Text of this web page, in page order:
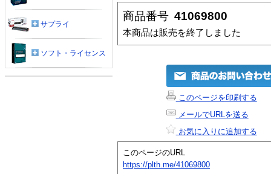
商品番号 41069800
本商品は販売を終了しました
このページを印刷する
メールでURLを送る
お気に入りに追加する
このページのURL
https://plth.me/41069800
サプライ
ソフト・ライセンス